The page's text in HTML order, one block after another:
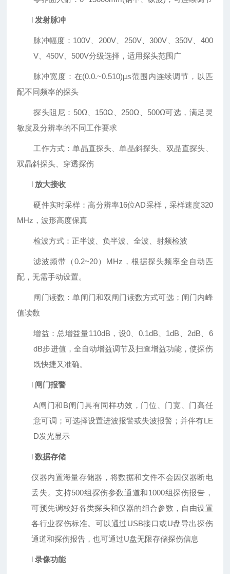
l 发射脉冲
脉冲幅度： 100V、200V、250V、300V、350V、400
V、450V、500V分级选择，适用探头范围广
脉冲宽度：在(0.0.~0.510)µs范围内连续调节，以匹
配不同频率的探头
探头阻尼： 50Ω、 150Ω、250Ω、500Ω可选，满足灵
敏度及分辨率的不同工作要求
工作方式：单晶直探头、单晶斜探头、双晶直探头、
双晶斜探头、穿透探伤
l 放大接收
硬件实时采样：高分辨率16位AD采样，采样速度320
MHz ，波形高度保真
检波方式：正半波、负半波、全波、射频检波
滤波频带（0.2~20） MHz ，根据探头频率全自动匹
配，无需手动设置。
闸门读数：单闸门和双闸门读数方式可选；闸门内峰
值读数
增益：总增益量110dB ，设0、 0.1dB 1dB 2dB
6
dB步进值，全自动增益调节及扫查增益功能，使探伤
既快捷又准确。
l 闸门报警
A闸门和B闸门具有同样功效， 门位、门宽、门高任
意可调；可选择设置进波报警或失波报警；并伴有LE
D发光显示
l数据存储
仪器内置海量存储器，将数据和文件不会因仪器断电
丢失。支持500组探伤参数通道和1000组探伤报告，
可预先调校好各类探头和仪器的组合参数，自由设置
各行业探伤标准。可以通过USB接口或U盘导出探伤
通道和探伤报告，也可通过U盘无限存储探伤信息
l录像功能